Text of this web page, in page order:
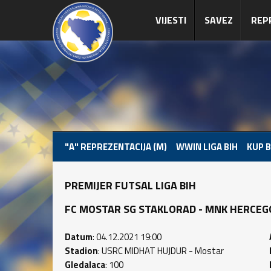
VIJESTI SAVEZ
"A" REPREZENTACIJA (M) WWIN LIGA BIH KUP
PREMIJER FUTSAL LIGA BIH
FC MOSTAR SG STAKLORAD - MNK
Datum: 04.12.2021 19:00
Stadion: USRC MIDHAT HUJDUR - Mostar
Gledalaca: 100